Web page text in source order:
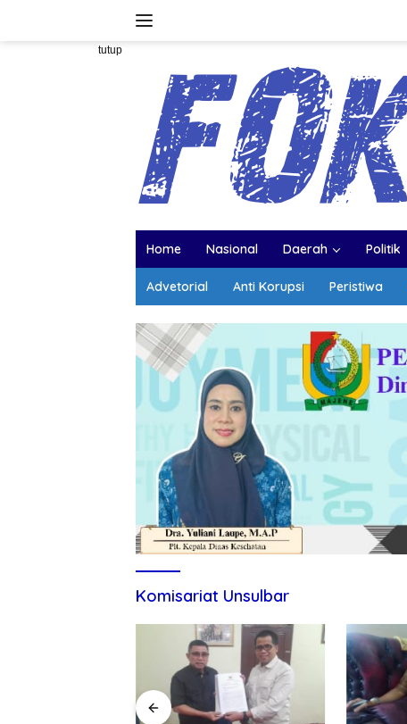
tutup
Home Nasional Daerah Politik
Advetorial Anti Korupsi Peristiwa
Komisariat Unsulbar